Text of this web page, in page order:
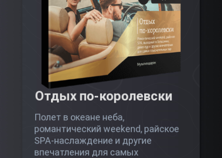
Отдых по-королевски
Полет в океане неба,
романтический weekend, райское
SPA-наслаждение и другие
впечатления для самых